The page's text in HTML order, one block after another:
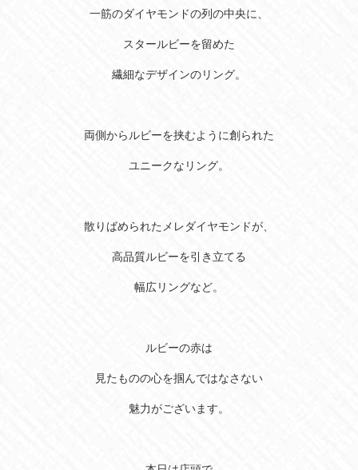
一筋のダイヤモンドの列の中央に、
スタールビーを留めた
繊細なデザインのリング。
両側からルビーを挟むように創られた
ユニークなリング。
散りばめられたメレダイヤモンドが、
高品質ルビーを引き立てる
幅広リングなど。
ルビーの赤は
見たものの心を掴んではなさない
魅力がございます。